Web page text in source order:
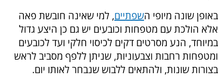
באופן שונה מיופי השפתיים, למי שאינה חובשת פאה
אלא הולכת עם מטפחות וכובעים יש גם כן היצע גדול
במיוחד, הנע מסרטים דקים לכיסוי חלקי ועד לכובעים
ומטפחות רחבות וצבעוניות, שניתן ללפף מסביב לראש
בצורות שונות, ולהתאים ללבוש שנבחר לאותו יום.